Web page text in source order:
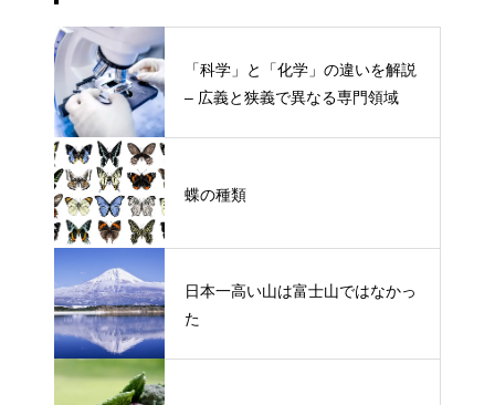
「科学」と「化学」の違いを解説
– 広義と狭義で異なる専門領域
蝶の種類
日本一高い山は富士山ではなかっ
た